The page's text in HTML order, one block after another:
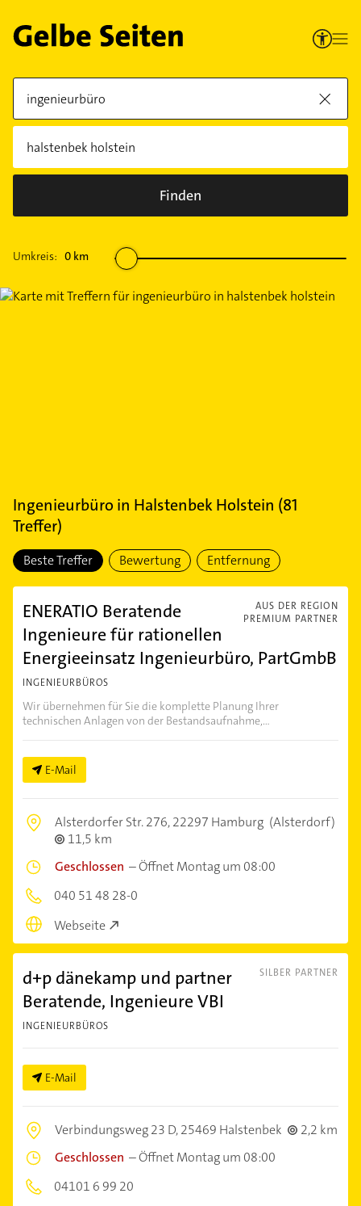
Finden
Umkreis: 0 km
Ingenieurbüro in Halstenbek Holstein (81
Treffer)
Beste Treffer Bewertung Entfernung
AUS DER REGION
PREMIUM PARTNER
ENERATIO Beratende
Ingenieure für rationellen
Energieeinsatz Ingenieurbüro, PartGmbB
INGENIEURBÜROS
Wir übernehmen für Sie die komplette Planung Ihrer
technischen Anlagen von der Bestandsaufnahme,...
E-Mail
Alsterdorfer Str. 276,22297 Hamburg (Alsterdorf)
11,5 km
Geschlossen –Öffnet Montag um 08:00
040 51 48 28-0
Webseite
SILBER PARTNER
d+p dänekamp und partner
Beratende, Ingenieure VBI
INGENIEURBÜROS
E-Mail
Verbindungsweg 23 D,25469 Halstenbek
2,2 km
Geschlossen –Öffnet Montag um 08:00
04101 6 99 20